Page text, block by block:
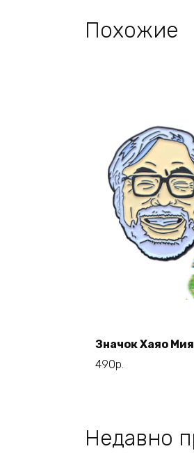
Похожие
В
Значок Хаяо
490р.
Недавно